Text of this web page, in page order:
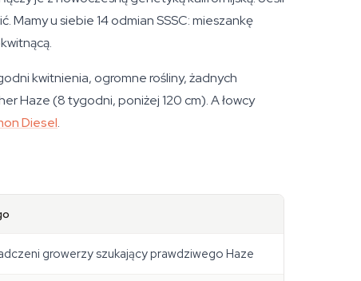
Mamy u siebie 14 odmian SSSC: mieszankę
kwitnienia, ogromne rośliny, żadnych
Haze (8 tygodni, poniżej 120 cm). A łowcy
Diesel.
growerzy szukający prawdziwego Haze